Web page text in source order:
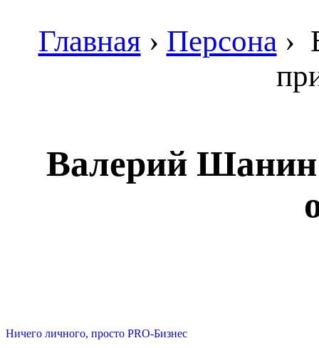
Главная › Персона ›
Валерий
Ничего личного, просто PRO-Бизнес